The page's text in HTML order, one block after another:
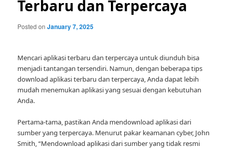
Terbaru dan Terpercaya
Posted onJanuary 7, 2025
Mencari aplikasi terbaru dan terpercaya untuk diunduh bisa
menjadi tantangan tersendiri. Namun, dengan beberapa tips
download aplikasi terbaru dan terpercaya, Anda dapat lebih
mudah menemukan aplikasi yang sesuai dengan kebutuhan
Anda.
Pertama-tama, pastikan Anda mendownload aplikasi dari
sumber yang terpercaya. Menurut pakar keamanan cyber, John
Smith, “Mendownload aplikasi dari sumber yang tidak resmi